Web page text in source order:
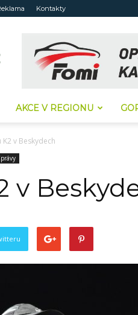
Kontakty
AKCE V REGIONU
K2 v Beskydech
v